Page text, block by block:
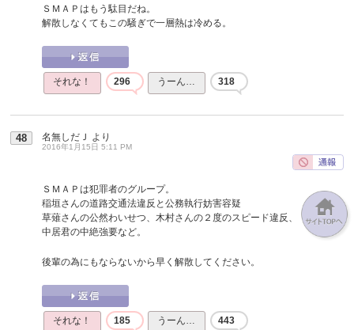
ＳＭＡＰはもう駄目だね。
解散しなくてもこの騒ぎで一層熱は冷める。
それな！ 296 うーん… 318
48 名無しだＪ より
2016年1月15日 5:11 PM
ＳＭＡＰは犯罪者のグループ。
稲垣さんの道路交通法違反と公務執行妨害容疑
草薙さんの公然わいせつ、木村さんの２度のスピード違反、
中居君の中絶強要など。
後輩の為にもならないから早く解散してください。
それな！ 185 うーん… 443